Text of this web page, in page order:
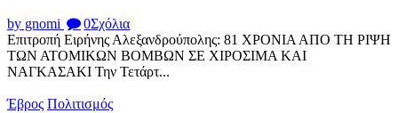
by gnomi 0Σχόλια
Επιτροπή Ειρήνης Αλεξανδρούπολης: 81 ΧΡΟΝΙΑ ΑΠΟ ΤΗ ΡΙΨΗ
ΤΩΝ ΑΤΟΜΙΚΩΝ ΒΟΜΒΩΝ ΣΕ ΧΙΡΟΣΙΜΑ ΚΑΙ
ΝΑΓΚΑΣΑΚΙ Την Τετάρτ...
Έβρος Πολιτισμός